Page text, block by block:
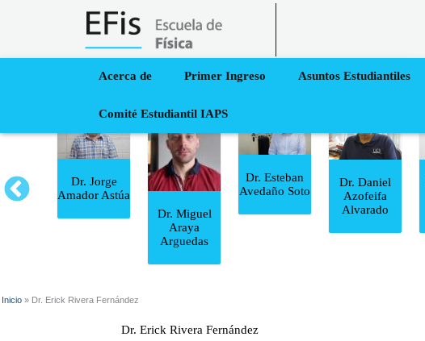
Acerca de Primer Ingreso Asuntos Estudiantiles
Comité Estudiantil IAPS
Dr. Daniel
Azofeifa
Alvarado
Dr. Esteban
Avedaño Soto
Dr. Miguel
Araya
Arguedas
Dr. Jorge
Amador Astúa
Inicio » Dr. Erick Rivera Fernández
Dr. Erick Rivera Fernández